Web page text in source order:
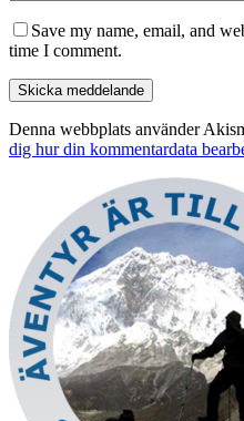
Save my name, email, and
time I comment.
Denna webbplats använder
dig hur din kommentardata